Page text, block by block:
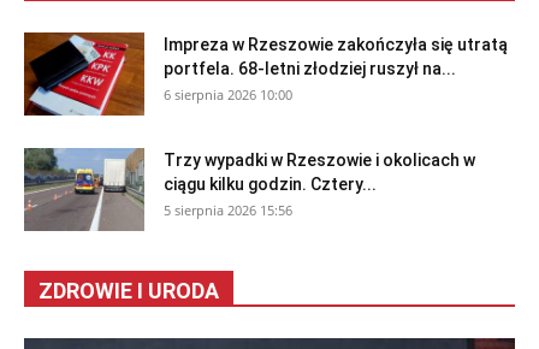
Impreza w Rzeszowie zakończyła się utratą
portfela. 68-letni złodziej ruszył na...
6 sierpnia 2026 10:00
Trzy wypadki w Rzeszowie i okolicach w
ciągu kilku godzin. Cztery...
5 sierpnia 2026 15:56
ZDROWIE I URODA